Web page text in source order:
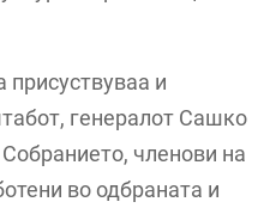
и
генералот Сашко
членови на
во одбраната и